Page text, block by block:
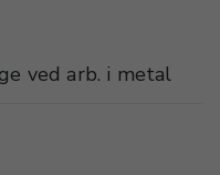
ved arb. i metal